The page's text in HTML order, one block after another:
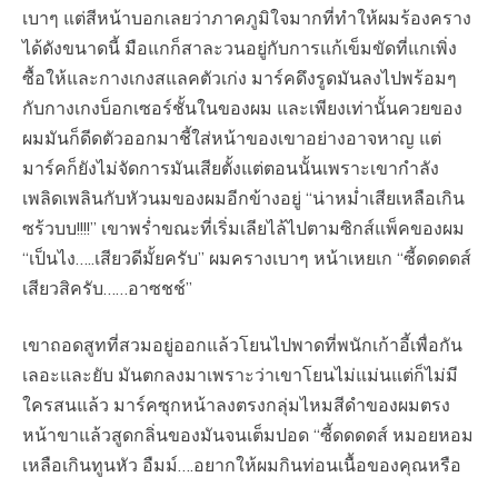
เบาๆ แต่สีหน้าบอกเลยว่าภาคภูมิใจมากที่ทำให้ผมร้องคราง
ได้ดังขนาดนี้ มือแกก็สาละวนอยู่กับการแก้เข็มขัดที่แกเพิ่ง
ซื้อให้และกางเกงสแลคตัวเก่ง มาร์คดึงรูดมันลงไปพร้อมๆ
กับกางเกงบ็อกเซอร์ชั้นในของผม และเพียงเท่านั้นควยของ
ผมมันก็ดีดตัวออกมาชี้ใส่หน้าของเขาอย่างอาจหาญ แต่
มาร์คก็ยังไม่จัดการมันเสียตั้งแต่ตอนนั้นเพราะเขากำลัง
เพลิดเพลินกับหัวนมของผมอีกข้างอยู่ “น่าหม่ำเสียเหลือเกิน
ซร้วบบ!!!!” เขาพร่ำขณะที่เริ่มเลียไล้ไปตามซิกส์แพ็คของผม
“เป็นไง…..เสียวดีมั้ยครับ” ผมครางเบาๆ หน้าเหยเก “ซี้ดดดดส์
เสียวสิครับ……อาซชช์”
เขาถอดสูทที่สวมอยู่ออกแล้วโยนไปพาดที่พนักเก้าอี้เพื่อกัน
เลอะและยับ มันตกลงมาเพราะว่าเขาโยนไม่แม่นแต่ก็ไม่มี
ใครสนแล้ว มาร์คซุกหน้าลงตรงกลุ่มไหมสีดำของผมตรง
หน้าขาแล้วสูดกลิ่นของมันจนเต็มปอด “ซี้ดดดดส์ หมอยหอม
เหลือเกินทูนหัว อืมม์….อยากให้ผมกินท่อนเนื้อของคุณหรือ